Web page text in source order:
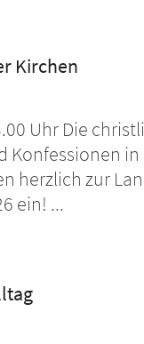
Kirchen
Uhr Die
Konfessionen
herzlich zur
ein! ...